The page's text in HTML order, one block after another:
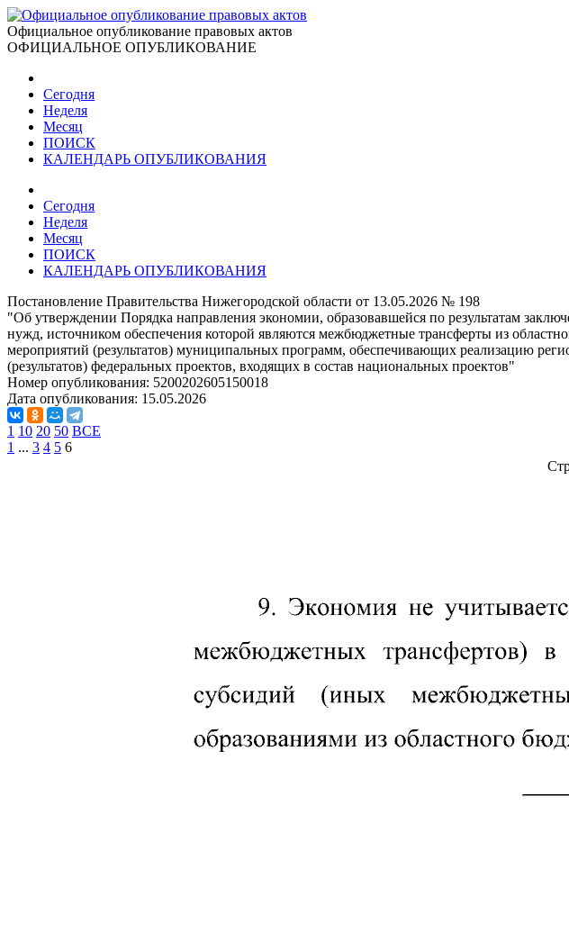
Официальное опубликование правовых актов
ОФИЦИАЛЬНОЕ ОПУБЛИКОВАНИЕ
Сегодня
Неделя
Месяц
ПОИСК
КАЛЕНДАРЬ ОПУБЛИКОВАНИЯ
Сегодня
Неделя
Месяц
ПОИСК
КАЛЕНДАРЬ ОПУБЛИКОВАНИЯ
Постановление Правительства Нижегородской области от 13.05.2026 № 198
"Об утверждении Порядка направления экономии, образовавшейся по результатам
нужд, источником обеспечения которой являются межбюджетные трансферты из
мероприятий (результатов) муниципальных программ, обеспечивающих реализацию
(результатов) федеральных проектов, входящих в состав национальных проектов"
Номер опубликования: 5200202605150018
Дата опубликования: 15.05.2026
1 10 20 50 ВСЕ
1 ... 3 4 5 6